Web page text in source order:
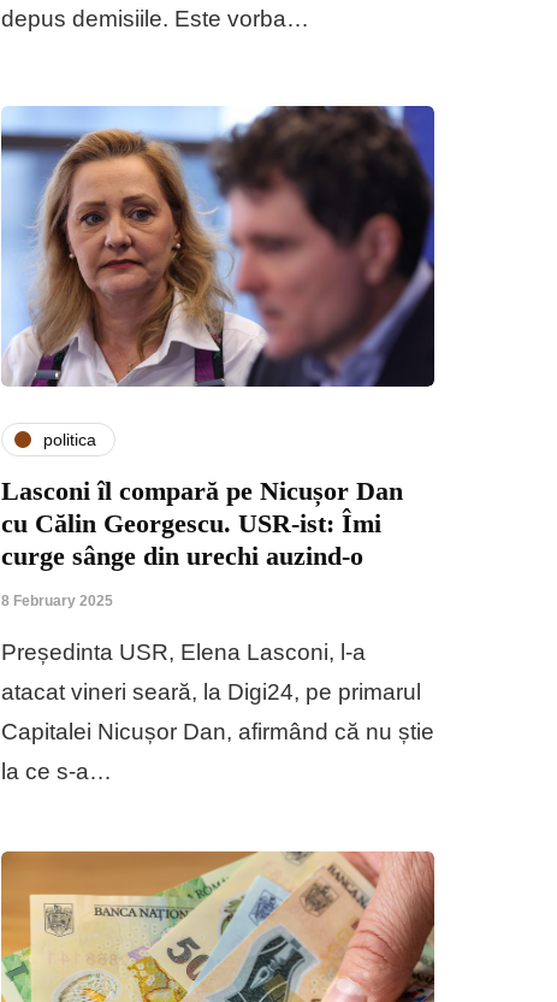
depus demisiile. Este vorba…
politica
Lasconi îl compară pe Nicușor Dan
cu Călin Georgescu. USR-ist: Îmi
curge sânge din urechi auzind-o
8 February 2025
Președinta USR, Elena Lasconi, l-a
atacat vineri seară, la Digi24, pe primarul
Capitalei Nicușor Dan, afirmând că nu știe
la ce s-a…